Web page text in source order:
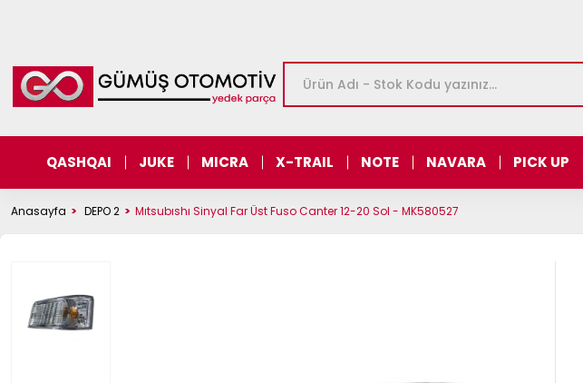
QASHQAI JUKE MICRA X-TRAIL NOTE NAVARA PICK UP
Anasayfa DEPO 2 Mıtsubıshı Sinyal Far Üst Fuso Canter 12-20 Sol - MK580527